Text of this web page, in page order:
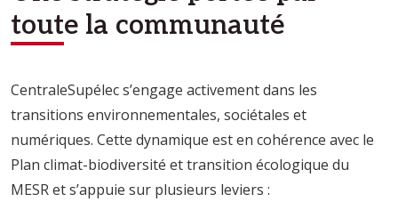
toute la communauté
CentraleSupélec s’engage activement dans les
transitions environnementales, sociétales et
numériques. Cette dynamique est en cohérence avec le
Plan climat-biodiversité et transition écologique du
MESR et s’appuie sur plusieurs leviers :